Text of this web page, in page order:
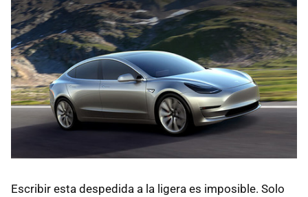
Escribir esta despedida a la ligera es imposible. Solo